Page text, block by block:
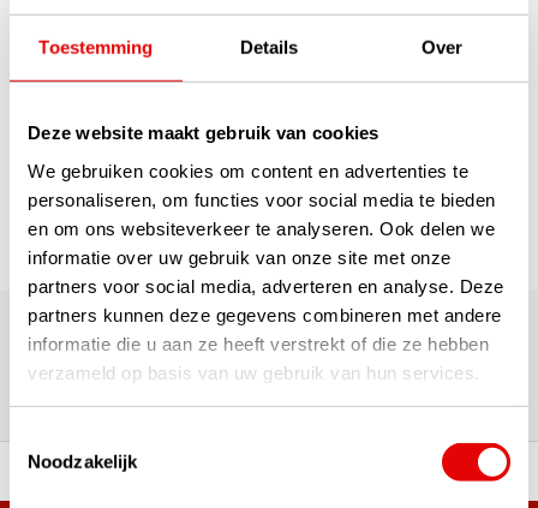
Toestemming Details Over
Deze website maakt gebruik van cookies
We gebruiken cookies om content en advertenties te
personaliseren, om functies voor social media te bieden
en om ons websiteverkeer te analyseren. Ook delen we
informatie over uw gebruik van onze site met onze
partners voor social media, adverteren en analyse. Deze
partners kunnen deze gegevens combineren met andere
informatie die u aan ze heeft verstrekt of die ze hebben
verzameld op basis van uw gebruik van hun services.
Toestemmingsselectie
Noodzakelijk
€24,95
180,000+ Customers | 5,000+ Reviews | Trusted Shops,
TrustPilot, Google
Reviews: What our customers
say
of premium brands! Ordered before 3 pm,